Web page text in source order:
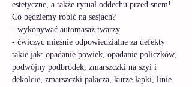
estetyczne, a także rytuał oddechu przed snem!
Co będziemy robić na sesjach?
- wykonywać automasaż twarzy
- ćwiczyć mięśnie odpowiedzialne za defekty
takie jak: opadanie powiek, opadanie policzków,
podwójny podbródek, zmarszczki na szyi i
dekolcie, zmarszczki palacza, kurze łapki, linie